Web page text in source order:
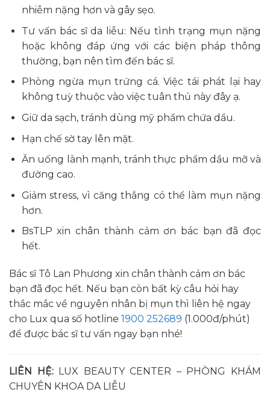
nhiễm nặng hơn và gây sẹo.
Tư vấn bác sĩ da liễu: Nếu tình trạng mụn nặng
hoặc không đáp ứng với các biện pháp thông
thường, bạn nên tìm đến bác sĩ.
Phòng ngừa mụn trứng cá. Việc tái phát lại hay
không tuỳ thuộc vào việc tuân thủ này đây ạ.
Giữ da sạch, tránh dùng mỹ phẩm chứa dầu.
Hạn chế sờ tay lên mặt.
Ăn uống lành mạnh, tránh thực phẩm dầu mỡ và
đường cao.
Giảm stress, vì căng thẳng có thể làm mụn nặng
hơn.
BsTLP xin chân thành cảm ơn bác bạn đã đọc
hết.
Bác sĩ Tô Lan Phương xin chân thành cảm ơn bác
bạn đã đọc hết. Nếu bạn còn bất kỳ câu hỏi hay
thắc mắc về nguyên nhân bị mụn thì liên hệ ngay
cho Lux qua số hotline 1900 252689 (1.000đ/phút)
để được bác sĩ tư vấn ngay bạn nhé!
LIÊN HỆ:LUX BEAUTY CENTER – PHÒNG KHÁM
CHUYÊN KHOA DA LIỄU